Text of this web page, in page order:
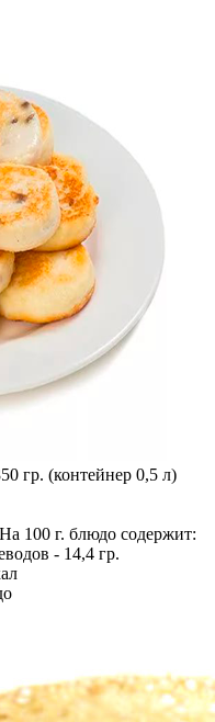
гр. (контейнер 0,5 л)
100 г. блюдо содержит:
- 14,4 гр.